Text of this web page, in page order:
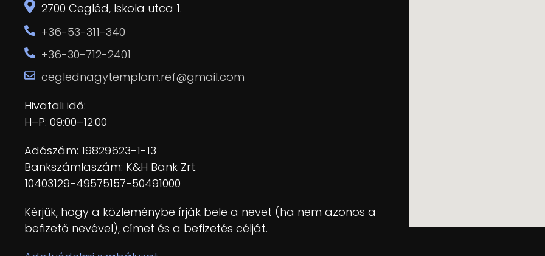
2700 Cegléd, Iskola utca 1.
+36-53-311-340
+36-30-712-2401
ceglednagytemplom.ref@gmail.com
Hivatali idő:
H–P: 09:00–12:00
Adószám: 19829623-1-13
Bankszámlaszám: K&H Bank Zrt.
10403129-49575157-50491000
Kérjük, hogy a közleménybe írják bele a nevet (ha nem azonos a
befizető nevével), címet és a befizetés célját.